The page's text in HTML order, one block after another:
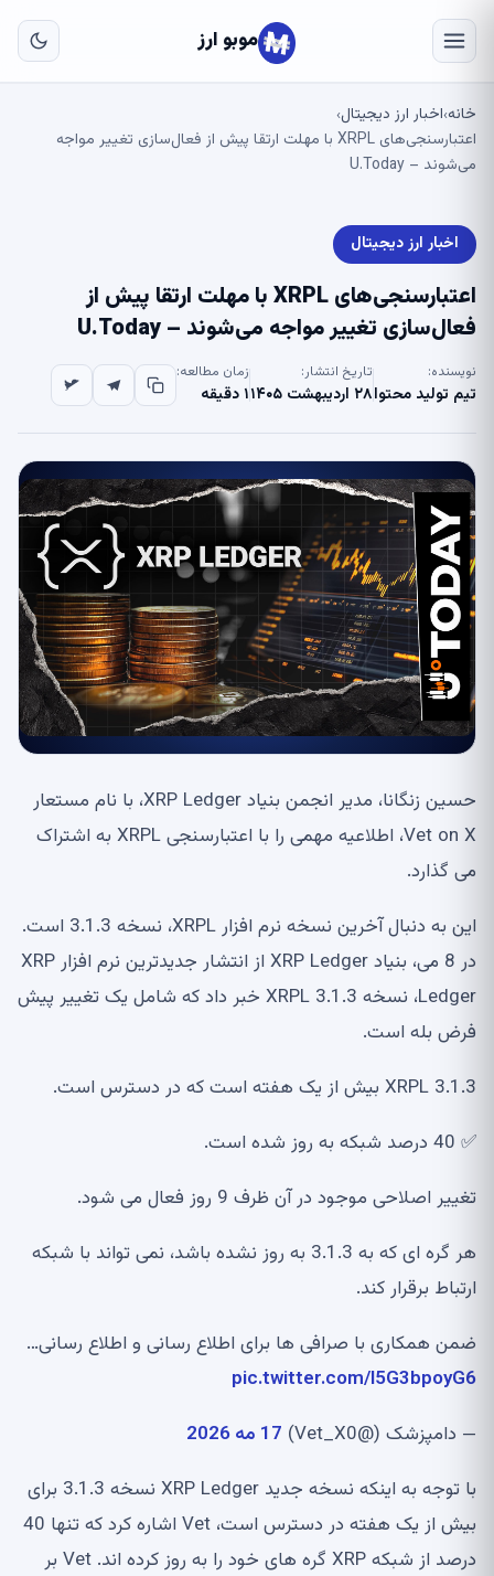
موبو ارز
خانه›اخبار ارز دیجیتال›
اعتبارسنجی‌های XRPL با مهلت ارتقا پیش از فعال‌سازی تغییر مواجه
می‌شوند – U.Today
اخبار ارز دیجیتال
اعتبارسنجی‌های XRPL با مهلت ارتقا پیش از
فعال‌سازی تغییر مواجه می‌شوند – U.Today
نویسنده:
تیم تولید محتوا
تاریخ انتشار:
۲۸ اردیبهشت ۱۴۰۵
زمان مطالعه:
۱ دقیقه
حسین زنگانا، مدیر انجمن بنیاد XRP Ledger، با نام مستعار
Vet on X، اطلاعیه مهمی را با اعتبارسنجی XRPL به اشتراک
می گذارد.
این به دنبال آخرین نسخه نرم افزار XRPL، نسخه 3.1.3 است.
در 8 می، بنیاد XRP Ledger از انتشار جدیدترین نرم افزار XRP
Ledger، نسخه XRPL 3.1.3 خبر داد که شامل یک تغییر پیش
فرض بله است.
XRPL 3.1.3 بیش از یک هفته است که در دسترس است.
✅ 40 درصد شبکه به روز شده است.
تغییر اصلاحی موجود در آن ظرف 9 روز فعال می شود.
هر گره ای که به 3.1.3 به روز نشده باشد، نمی تواند با شبکه
ارتباط برقرار کند.
ضمن همکاری با صرافی ها برای اطلاع رسانی و اطلاع رسانی…
pic.twitter.com/I5G3bpoyG6
— دامپزشک (@Vet_X0)
17 مه 2026
با توجه به اینکه نسخه جدید XRP Ledger نسخه 3.1.3 برای
بیش از یک هفته در دسترس است، Vet اشاره کرد که تنها 40
درصد از شبکه XRP گره های خود را به روز کرده اند. Vet بر